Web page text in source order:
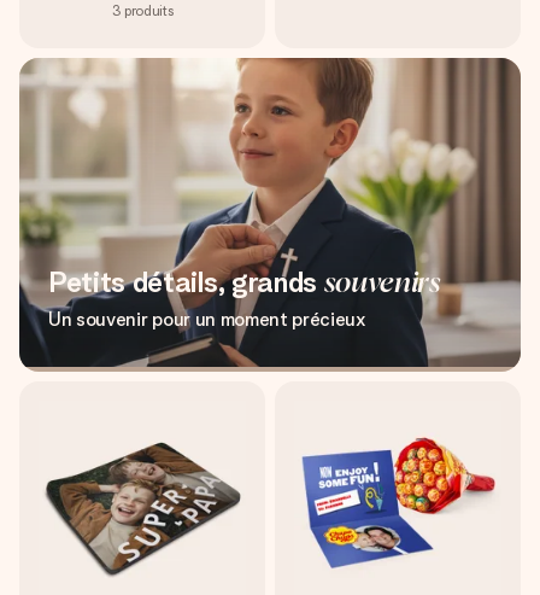
3 produits
Petits détails, grands souvenirs
Un souvenir pour un moment précieux